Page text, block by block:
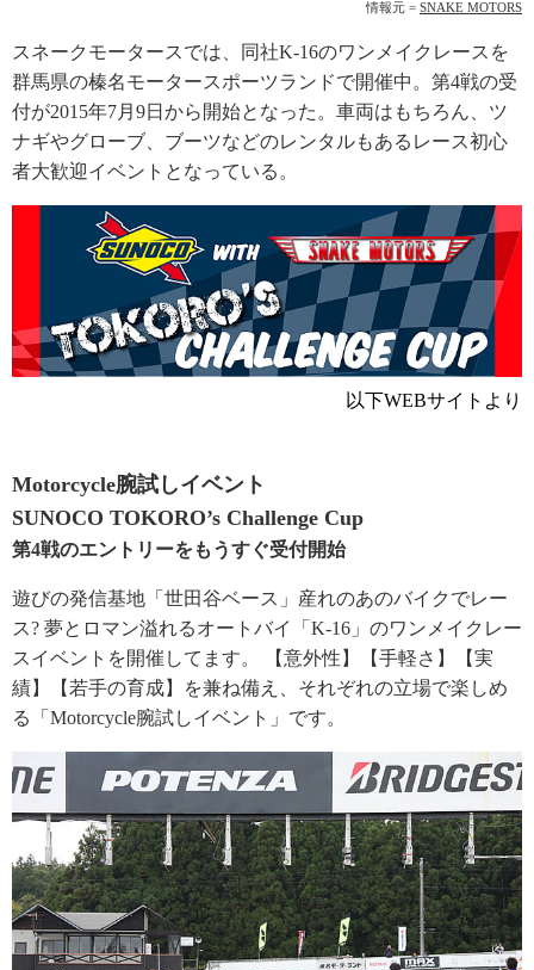
情報元 = SNAKE MOTORS
スネークモータースでは、同社K-16のワンメイクレースを
群馬県の榛名モータースポーツランドで開催中。第4戦の受
付が2015年7月9日から開始となった。車両はもちろん、ツ
ナギやグローブ、ブーツなどのレンタルもあるレース初心
者大歓迎イベントとなっている。
以下WEBサイトより
Motorcycle腕試しイベント
SUNOCO TOKORO’s Challenge Cup
第4戦のエントリーをもうすぐ受付開始
遊びの発信基地「世田谷ベース」産れのあのバイクでレー
ス? 夢とロマン溢れるオートバイ「K-16」のワンメイクレー
スイベントを開催してます。 【意外性】【手軽さ】【実
績】【若手の育成】を兼ね備え、それぞれの立場で楽しめ
る「Motorcycle腕試しイベント」です。